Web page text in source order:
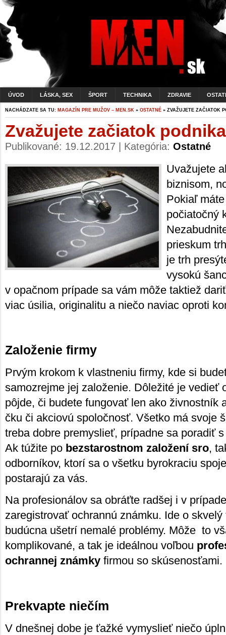
ÚVOD LÁSKA, SEX ŠPORT TECHNIKA ZDRAVIE
NACHÁDZATE SA TU: MAGAZÍN PRE MUŽOV – MEN.SK » OSTATNÉ » ZVAŽUJETE ZAČIATOK
Zvažujete začiatok
Publikované: 19.12.2017 | Kategória: Ostatné
Uvažujete
biznisom,
Pokiaľ
počiatočný
prieskum
je trh
vysokú
v opačnom prípade sa vám môže taktiež
viac úsilia, originalitu a niečo naviac oproti
Založenie firmy
Prvým krokom k vlastneniu firmy, kde si
samozrejme jej založenie. Dôležité je vedieť
pôjde, či budete fungovať len ako živnostník
čku či akciovú spoločnosť. Všetko má svoje
treba dobre premyslieť, prípadne sa poradiť
Ak túžite po bezstarostnom založení sro,
odborníkov, ktorí sa o všetku byrokraciu
postarajú za vás.
Na profesionálov sa obráťte radšej i v
zaregistrovať ochrannú známku. Ide o
budúcna ušetrí nemalé problémy. Môže to
komplikované, a tak je ideálnou voľbou
ochrannej známky firmou so skúsenosťami.
Prekvapte niečím
V dnešnej dobe je ťažké vymyslieť niečo